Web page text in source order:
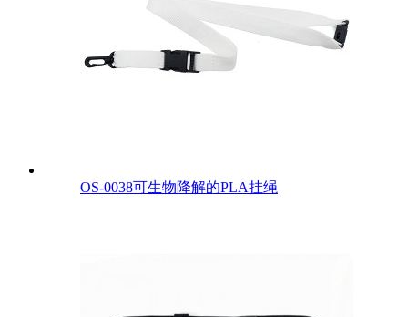
OS-0038可生物降解的PLA挂绳